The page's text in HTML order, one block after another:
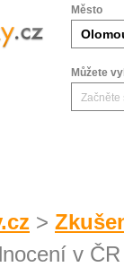
Město
Můžete
>
v